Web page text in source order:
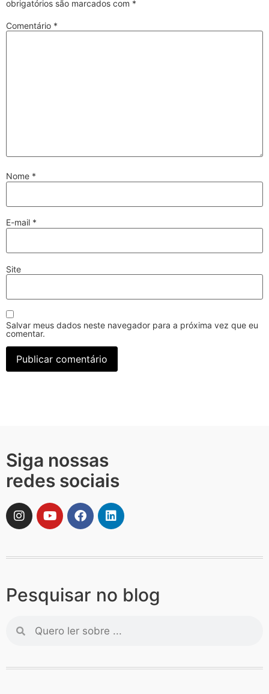
obrigatórios são marcados com *
Comentário *
Nome *
E-mail *
Site
Salvar meus dados neste navegador para a próxima vez que eu
comentar.
Siga nossas
redes sociais
Pesquisar no blog